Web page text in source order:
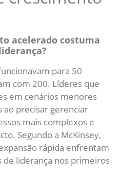
acelerado costuma
para 50
com 200. Líderes que
em cenários menores
ao precisar gerenciar
mais complexos e
Segundo a McKinsey,
rápida enfrentam
liderança nos primeiros